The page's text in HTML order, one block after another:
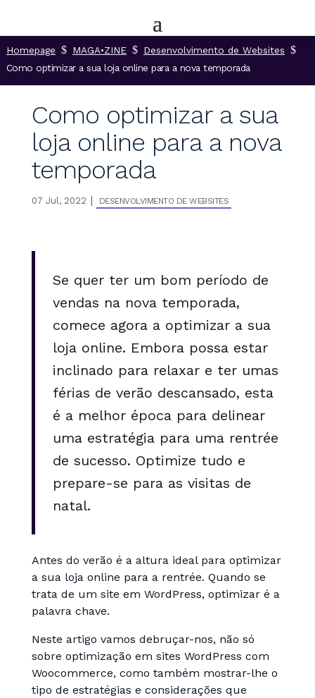
Homepage $ MAGA•ZINE $ Desenvolvimento de Websites $
Como optimizar a sua loja online para a nova temporada
Como optimizar a sua
loja online para a nova
temporada
07 Jul, 2022 | DESENVOLVIMENTO DE WEBSITES
Se quer ter um bom período de
vendas na nova temporada,
comece agora a optimizar a sua
loja online. Embora possa estar
inclinado para relaxar e ter umas
férias de verão descansado, esta
é a melhor época para delinear
uma estratégia para uma rentrée
de sucesso. Optimize tudo e
prepare-se para as visitas de
natal.
Antes do verão é a altura ideal para optimizar
a sua loja online para a rentrée. Quando se
trata de um site em WordPress, optimizar é a
palavra chave.
Neste artigo vamos debruçar-nos, não só
sobre optimização em sites WordPress com
Woocommerce, como também mostrar-lhe o
tipo de estratégias e considerações que